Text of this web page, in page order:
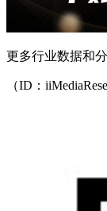
更多行业数据和
（ID：